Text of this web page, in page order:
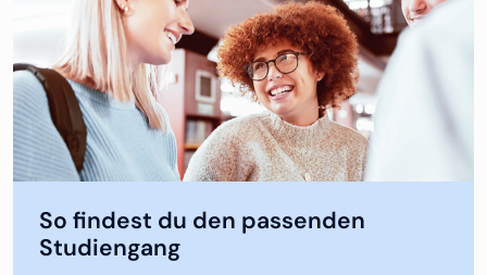
So findest du den passenden
Studiengang